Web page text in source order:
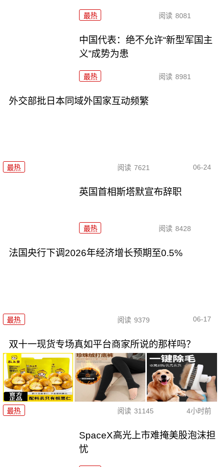
最热 阅读 8081
中国代表：绝不允许“新型军国主
义”成势为患
最热 阅读 8981
外交部批日本同域外国家互动频繁
最热 阅读 7621 06-24
英国首相斯塔默宣布辞职
最热 阅读 8428
法国央行下调2026年经济增长预期至0.5%
最热 阅读 9379 06-17
双十一现货专场真如平台商家所说的那样吗？
最热 阅读 31145 4小时前
SpaceX高光上市难掩美股泡沫担
忧